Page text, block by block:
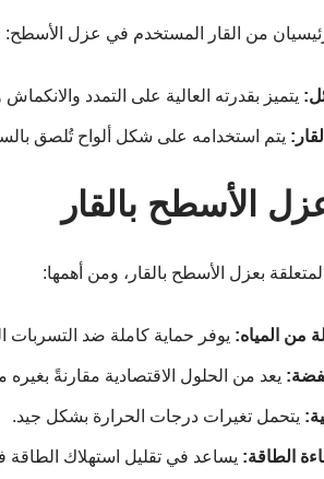
من القار المستخدم في عزل الأسطح:
يتميز بقدرته العالية على التمدد
يتم استخدامه على شكل ألواح تُلصق
الأسطح بالقار
المتعلقة بعزل الأسطح بالقار، ومن أهمها:
من المياه: يوفر حماية كاملة ضد التسربات
يعد من الحلول الاقتصادية مقارنةً
يتحمل تغيرات درجات الحرارة بشكل جيد.
الطاقة: يساعد في تقليل استهلاك الطاقة